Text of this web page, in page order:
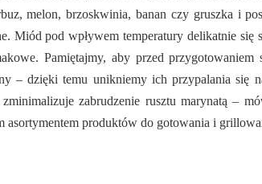
melon, brzoskwinia, banan czy gruszka i
Miód pod wpływem temperatury delikatnie się
Pamiętajmy, aby przed przygotowaniem
– dzięki temu unikniemy ich przypalania się
zabrudzenie rusztu marynatą –
asortymentem produktów do gotowania i